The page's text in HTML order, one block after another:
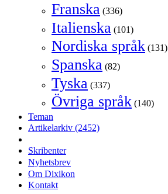
Franska (336)
Italienska (101)
Nordiska språk (131)
Spanska (82)
Tyska (337)
Övriga språk (140)
Teman
Artikelarkiv (2452)
Skribenter
Nyhetsbrev
Om Dixikon
Kontakt